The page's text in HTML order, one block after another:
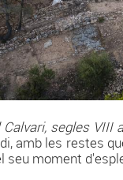
segles VIII
amb les restes
seu moment